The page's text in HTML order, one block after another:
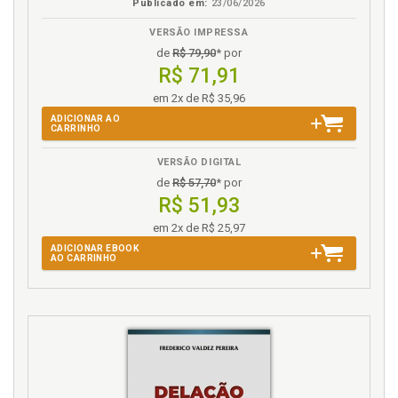
Racismo. Atuação judicial: a punição de condutas
atentatórias às vítimas por meio de precedentes, a
questão da equiparação da homofobia e transfobia
Racismo. Vítimas do racismo, os precedentes
judiciais e os tipos penais aparentemente
Sigla. Lista de abreviaturas e siglas, p. 15
Sistema penal e os diversos mecanismos de
proteção, p. 69
jurisprudenciais do Supremo Tribunal Federal, p. 109
Publicado em: 23/06/2026
VERSÃO IMPRESSA
de R$ 79,90* por
R$ 71,91
em 2x de R$ 35,96
ADICIONAR AO
CARRINHO
VERSÃO DIGITAL
de R$ 57,70* por
R$ 51,93
em 2x de R$ 25,97
ADICIONAR EBOOK
AO CARRINHO